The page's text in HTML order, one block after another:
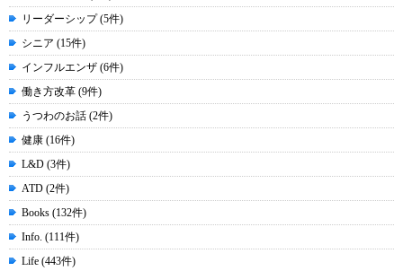
リーダーシップ (5件)
シニア (15件)
インフルエンザ (6件)
働き方改革 (9件)
うつわのお話 (2件)
健康 (16件)
L&D (3件)
ATD (2件)
Books (132件)
Info. (111件)
Life (443件)